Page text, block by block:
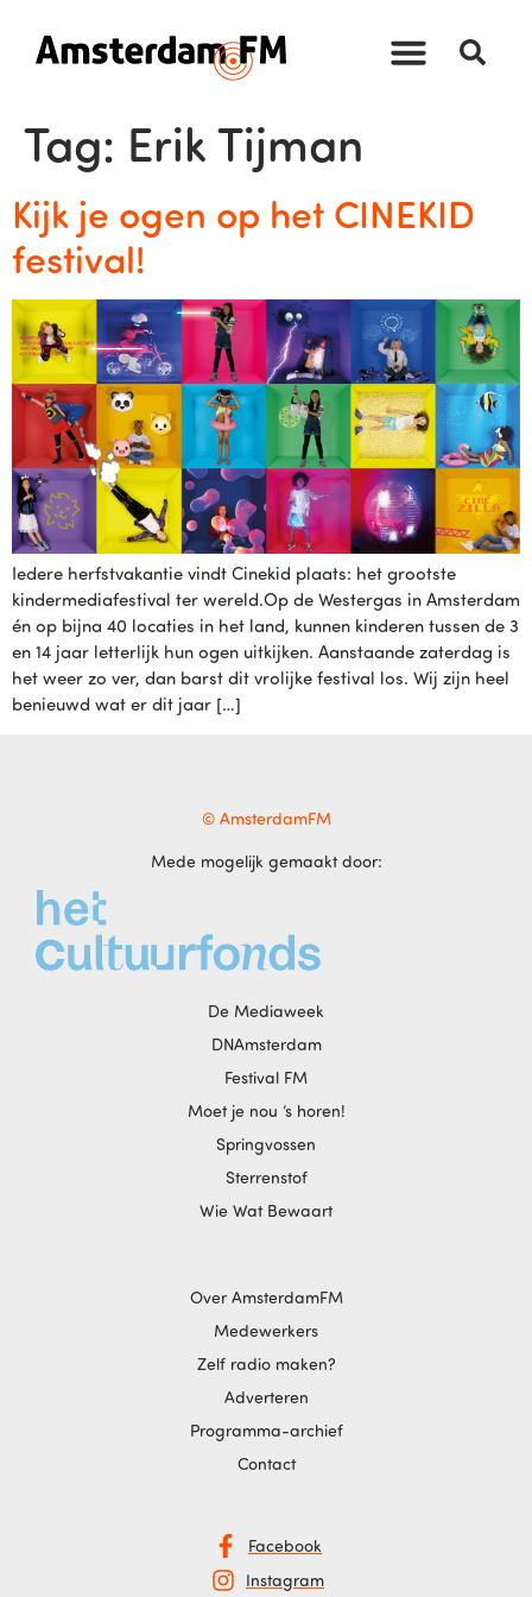
Tag: Erik Tijman
Kijk je ogen op het CINEKID
festival!
Iedere herfstvakantie vindt Cinekid plaats: het grootste
kindermediafestival ter wereld.Op de Westergas in Amsterdam
én op bijna 40 locaties in het land, kunnen kinderen tussen de 3
en 14 jaar letterlijk hun ogen uitkijken. Aanstaande zaterdag is
het weer zo ver, dan barst dit vrolijke festival los. Wij zijn heel
benieuwd wat er dit jaar […]
© AmsterdamFM
Mede mogelijk gemaakt door:
De Mediaweek
DNAmsterdam
Festival FM
Moet je nou ‘s horen!
Springvossen
Sterrenstof
Wie Wat Bewaart
Over AmsterdamFM
Medewerkers
Zelf radio maken?
Adverteren
Programma-archief
Contact
Facebook
Instagram